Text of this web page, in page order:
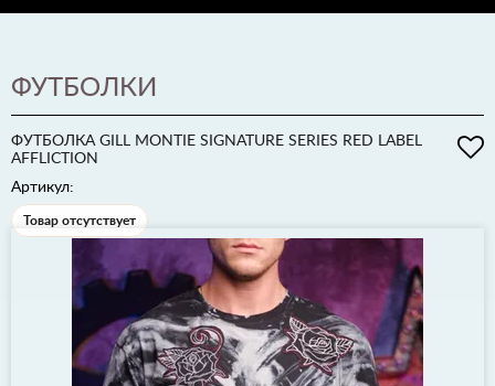
ФУТБОЛКИ
ФУТБОЛКА GILL MONTIE SIGNATURE SERIES RED LABEL
AFFLICTION
Артикул:
Товар отсутствует